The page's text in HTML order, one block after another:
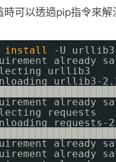
可以透過pip指令來解
install
-U urllib3
urllib3
urllib3-
already
requests
already
already